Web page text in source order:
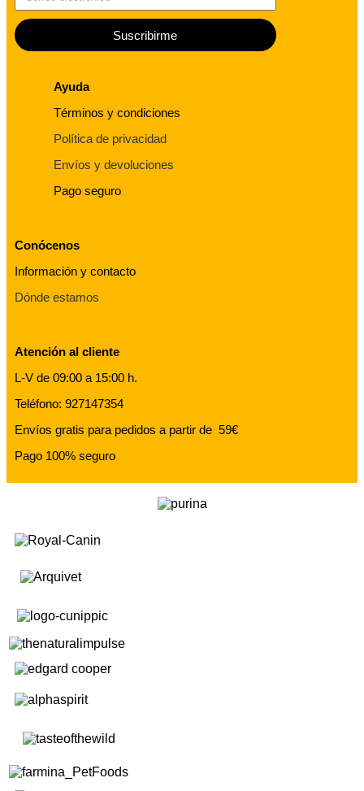
Suscribirme
Ayuda
Términos y condiciones
Política de privacidad
Envíos y devoluciones
Pago seguro
Conócenos
Información y contacto
Dónde estamos
Atención al cliente
L-V de 09:00 a 15:00 h.
Teléfono: 927147354
Envíos gratis para pedidos a partir de 59€
Pago 100% seguro